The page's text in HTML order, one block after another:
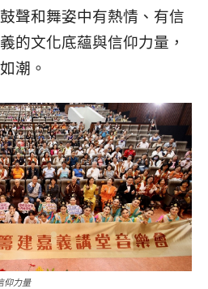
聲和舞姿中有熱情、有信
的文化底蘊與信仰力量，
潮。
仰力量